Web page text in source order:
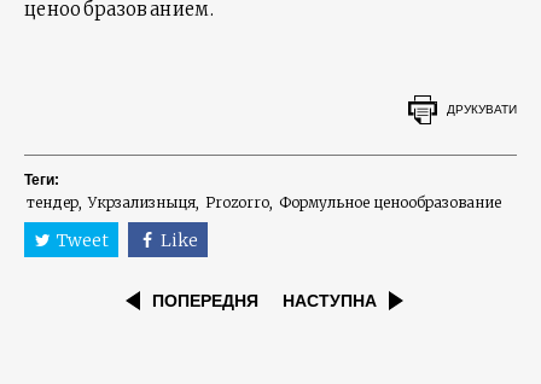
ценообразованием.
ДРУКУВАТИ
Теги:
тендер Укрзализныця Prozorro Формульное ценообразование
Tweet Like
ПОПЕРЕДНЯ НАСТУПНА